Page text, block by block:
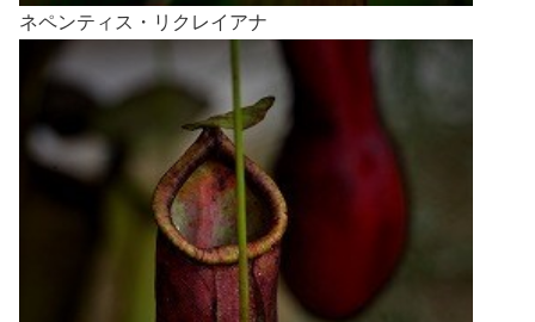
ネペンティス・リクレイアナ